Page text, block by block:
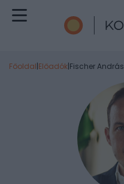
Főoldal|Előadók|Fischer András